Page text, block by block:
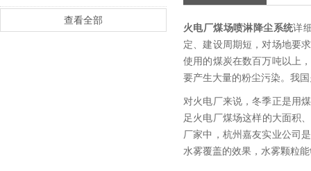
查看全部
火电厂煤场喷淋降尘系统详
定、建设周期短，对场地要
使用的煤炭在数百万吨以上
要产生大量的粉尘污染。我
对火电厂来说，冬季正是用
足火电厂煤场这样的大面积
厂家中，杭州嘉友实业公司
水雾覆盖的效果，水雾颗粒